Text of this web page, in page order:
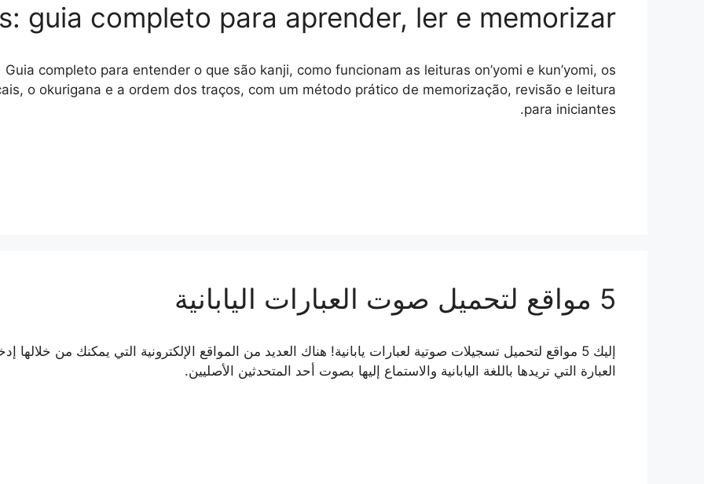
guia completo para aprender, ler e memorizar
Guia completo para entender o que são kanji, como funcionam as leituras on’yomi e kun’yomi, os
o okurigana e a ordem dos traços, com um método prático de memorização, revisão e leitura
para iniciantes.
5 مواقع لتحميل صوت العبارات اليابانية
إليك 5 مواقع لتحميل تسجيلات صوتية لعبارات يابانية! هناك العديد من المواقع الإلكترونية التي يمكنك من خلالها
العبارة التي تريدها باللغة اليابانية والاستماع إليها بصوت أحد المتحدثين الأصليين.